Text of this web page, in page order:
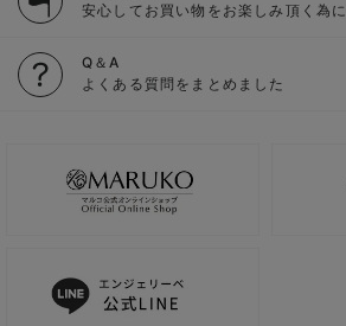
安心してお買い物をお楽しみ頂く為に
Q＆A
よくある質問をまとめました